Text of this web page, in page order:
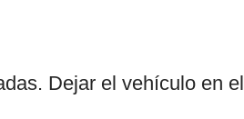
Dejar el vehículo en